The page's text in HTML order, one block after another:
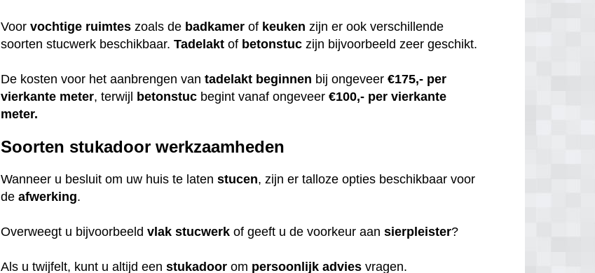
Voorvochtige ruimtes zoals de badkamer of keuken zijn er ook verschillende
soorten stucwerk beschikbaar.Tadelakt of betonstuc zijn bijvoorbeeld zeer geschikt.
De kosten voor het aanbrengen vantadelakt beginnen bij ongeveer€175,- per
vierkante meter, terwijl betonstuc begint vanaf ongeveer€100,- per vierkante
meter.
Soorten stukadoor werkzaamheden
Wanneer u besluit om uw huis te latenstucen, zijn er talloze opties beschikbaar voor
deafwerking.
Overweegt u bijvoorbeeldvlak stucwerk of geeft u de voorkeur aansierpleister?
Als u twijfelt, kunt u altijd eenstukadoor om persoonlijk advies vragen.